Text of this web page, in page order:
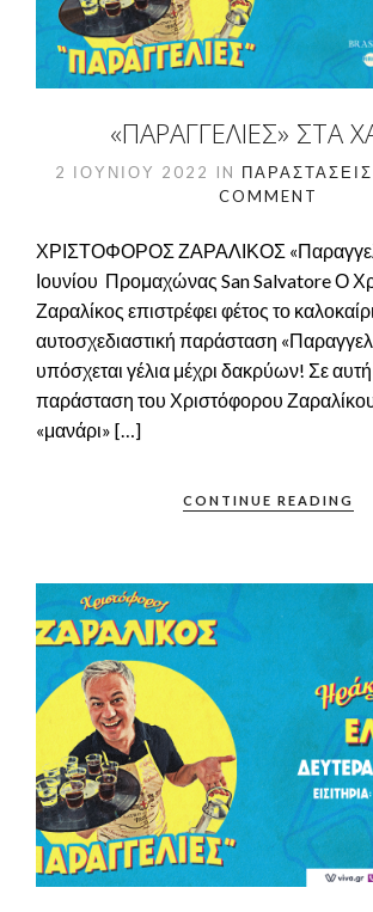
«ΠΑΡΑΓΓΕΛΙΈΣ» ΣΤΑ
2 ΙΟΥΝΊΟΥ 2022 IN ΠΑΡΑΣΤΆΣΕΙΣ
COMMENT
ΧΡΙΣΤΟΦΟΡΟΣ ΖΑΡΑΛΙΚΟΣ
Ιουνίου Προμαχώνας San Salvatore Ο
Ζαραλίκος επιστρέφει φέτος το
αυτοσχεδιαστική παράσταση
υπόσχεται γέλια μέχρι δακρύων! Σε
παράσταση του Χριστόφορου
«μανάρι» […]
CONTINUE READING